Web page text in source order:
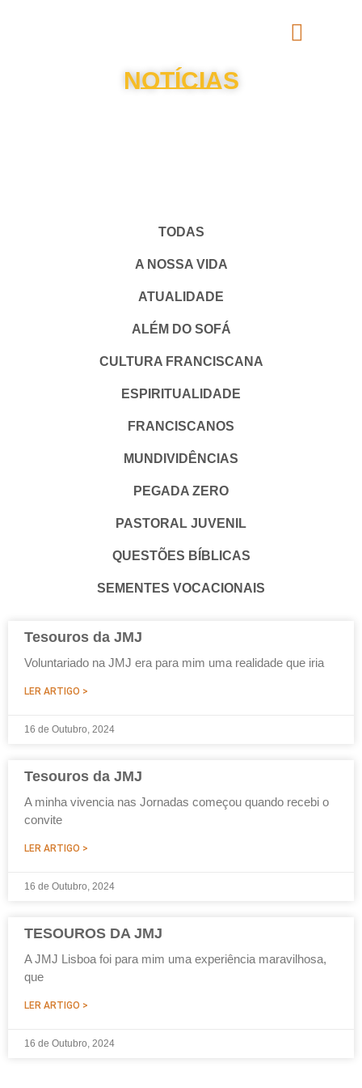
NOTÍCIAS
TODAS
A NOSSA VIDA
ATUALIDADE
ALÉM DO SOFÁ
CULTURA FRANCISCANA
ESPIRITUALIDADE
FRANCISCANOS
MUNDIVIDÊNCIAS
PEGADA ZERO
PASTORAL JUVENIL
QUESTÕES BÍBLICAS
SEMENTES VOCACIONAIS
Tesouros da JMJ
Voluntariado na JMJ era para mim uma realidade que iria
LER ARTIGO >
16 de Outubro, 2024
Tesouros da JMJ
A minha vivencia nas Jornadas começou quando recebi o
convite
LER ARTIGO >
16 de Outubro, 2024
TESOUROS DA JMJ
A JMJ Lisboa foi para mim uma experiência maravilhosa,
que
LER ARTIGO >
16 de Outubro, 2024